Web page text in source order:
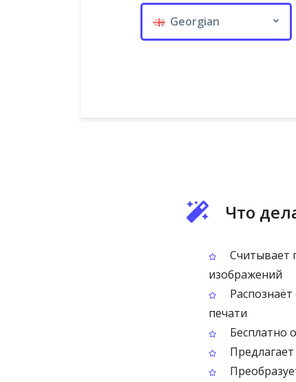
Georgian
Что
Считывает
изображений
печати
Бесплатно